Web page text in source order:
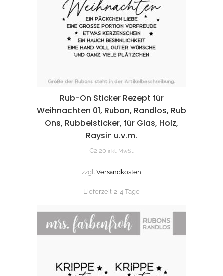
Rub-On Sticker Rezept für
Weihnachten 01, Rubon, Randlos, Rub
Ons, Rubbelsticker, für Glas, Holz,
Raysin u.v.m.
€2,20 inkl. MwSt.
zzgl. Versandkosten
Lieferzeit: 2-4 Tage